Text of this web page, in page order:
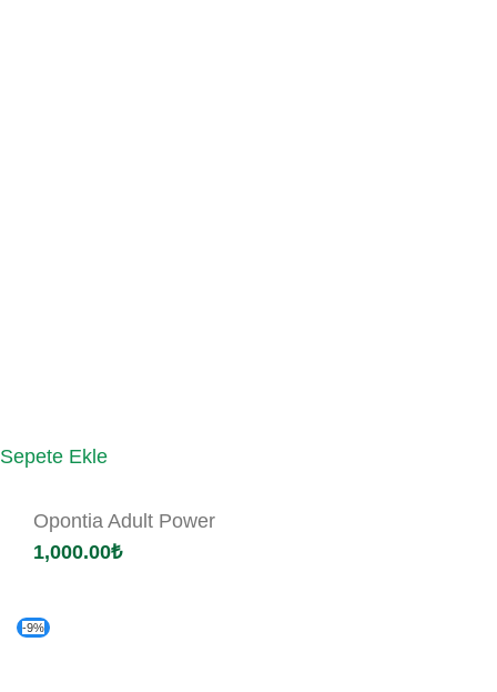
Sepete Ekle
Opontia Adult Power
1,000.00₺
-9%